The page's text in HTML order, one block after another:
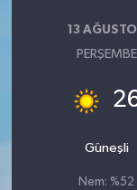
13
PERŞEMBE
Güneşli
Nem: %52